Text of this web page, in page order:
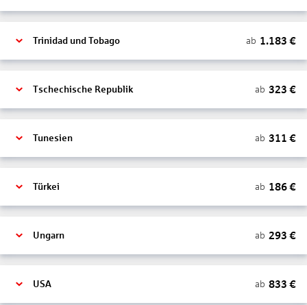
Trinidad und Tobago ab 1.183 €
Tschechische Republik ab 323 €
Tunesien ab 311 €
Türkei ab 186€
Ungarn ab 293 €
USA ab 833 €